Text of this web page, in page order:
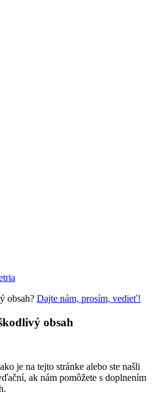
obsah? Dajte nám, prosím, vedieť!
obsah
je na tejto stránke alebo ste našli
ak nám pomôžete s doplnením